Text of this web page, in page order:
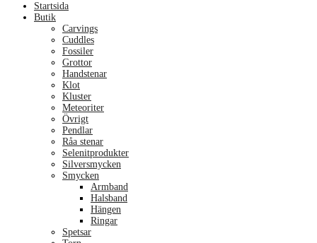
Startsida
Butik
Carvings
Cuddles
Fossiler
Grottor
Handstenar
Klot
Kluster
Meteoriter
Övrigt
Pendlar
Råa stenar
Selenitprodukter
Silversmycken
Smycken
Armband
Halsband
Hängen
Ringar
Spetsar